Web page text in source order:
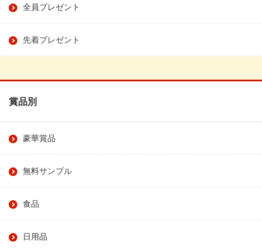
全員プレゼント
先着プレゼント
賞品別
豪華賞品
無料サンプル
食品
日用品